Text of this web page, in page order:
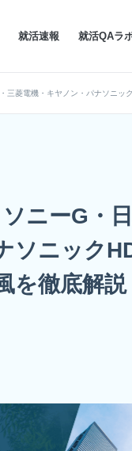
就活速報 就活QAラ
三菱電機・キヤノン・パナソニ
ニーG・
ソニック
を徹底解説